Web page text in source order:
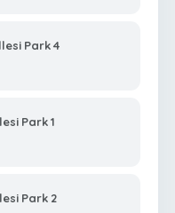
Park 4
Park 1
Park 2